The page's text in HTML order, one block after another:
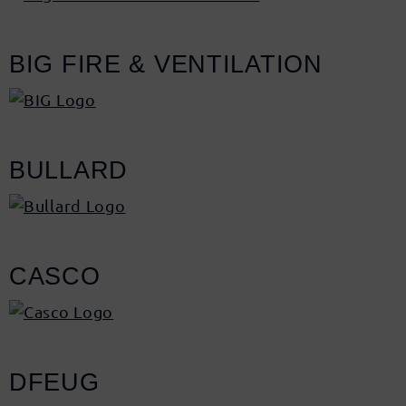
BIG FIRE & VENTILATION
BULLARD
CASCO
DFEUG